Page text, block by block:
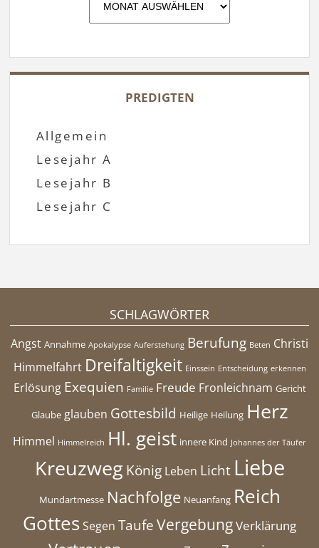
PREDIGTEN
Allgemein
Lesejahr A
Lesejahr B
Lesejahr C
SCHLAGWÖRTER
Angst Annahme Apokalypse Auferstehung Berufung Beten Christi
Himmelfahrt Dreifaltigkeit Einssein Entscheidung erkennen
Erlösung Exequien Familie Freude Fronleichnam Gericht
Glaube glauben Gottesbild Heilige Heilung Herz
Himmel Himmelreich Hl. geist innere Kind Johannes der Täufer
Kreuzweg König Leben Licht Liebe
Mundartmesse Nachfolge Neuanfang Reich
Gottes Segen TaufeVergebungVerklärung